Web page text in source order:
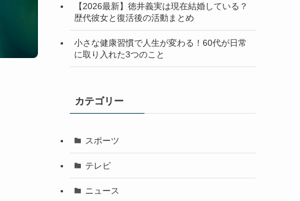
【2026最新】徳井義実は現在結婚している？
歴代彼女と復活後の活動まとめ
小さな健康習慣で人生が変わる！60代が日常
に取り入れた3つのこと
カテゴリー
スポーツ
テレビ
ニュース